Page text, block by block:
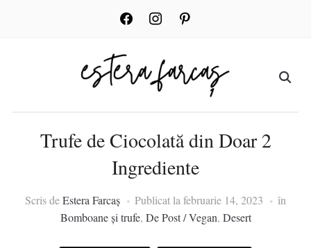
facebook instagrampinterest
Trufe de Ciocolată din Doar 2
Ingrediente
Scris deEstera Farcaș Publicat la februarie 14, 2023
în
Bomboane și trufe, De Post / Vegan, Desert